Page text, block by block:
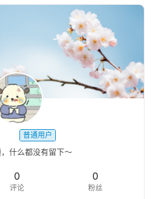
普通用户
什么都没有留下～
0
评论
0
粉丝